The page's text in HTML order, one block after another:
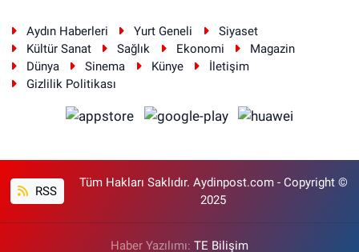
Aydın Haberleri Yurt Geneli
Siyaset
Kültür Sanat
Sağlık Ekonomi
Magazin
Dünya
Sinema Künye
İletişim
Gizlilik Politikası
RSS
Tüm Hakları Saklıdır. Aydinpost.com - Copyright ©
2025
Haber Yazılımı: TE Bilişim